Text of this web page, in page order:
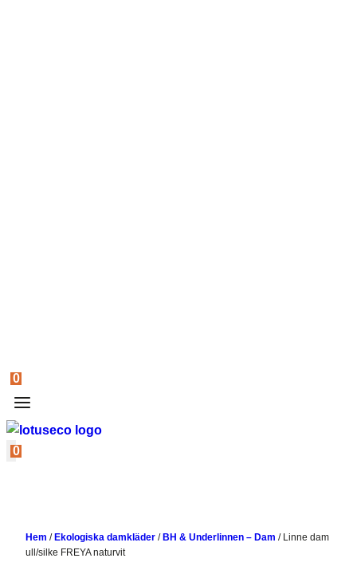
0
0
Hem / Ekologiska damkläder / BH & Underlinnen – Dam / Linne dam
ull/silke FREYA naturvit